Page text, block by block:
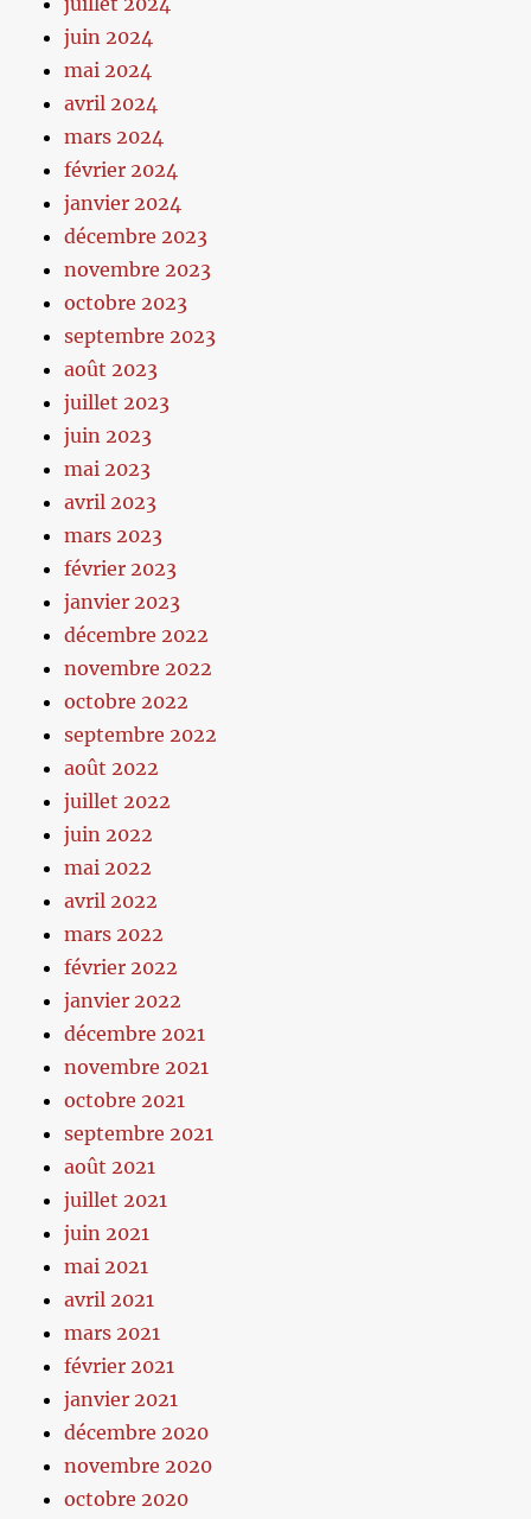
juin 2024
mai 2024
avril 2024
mars 2024
février 2024
janvier 2024
décembre 2023
novembre 2023
octobre 2023
septembre 2023
août 2023
juillet 2023
juin 2023
mai 2023
avril 2023
mars 2023
février 2023
janvier 2023
décembre 2022
novembre 2022
octobre 2022
septembre 2022
août 2022
juillet 2022
juin 2022
mai 2022
avril 2022
mars 2022
février 2022
janvier 2022
décembre 2021
novembre 2021
octobre 2021
septembre 2021
août 2021
juillet 2021
juin 2021
mai 2021
avril 2021
mars 2021
février 2021
janvier 2021
décembre 2020
novembre 2020
octobre 2020